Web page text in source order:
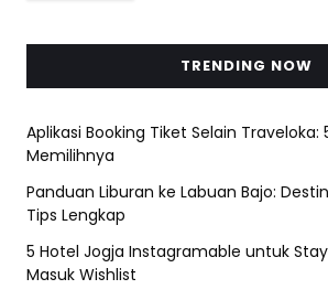
TRENDING NOW
Aplikasi Booking Tiket Selain Traveloka:
Memilihnya
Panduan Liburan ke Labuan Bajo:
Tips Lengkap
5 Hotel Jogja Instagramable untuk
Masuk Wishlist